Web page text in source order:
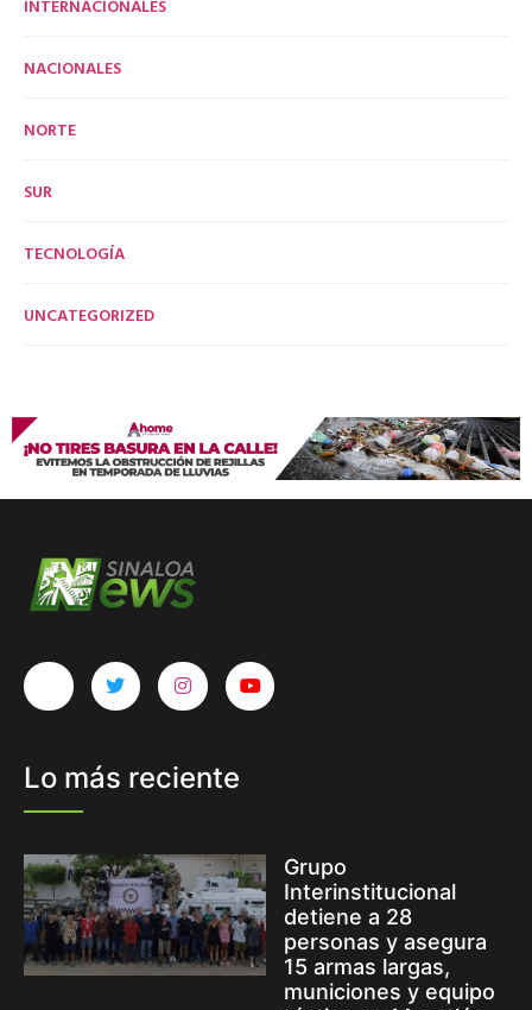
INTERNACIONALES
NACIONALES
NORTE
SUR
TECNOLOGÍA
UNCATEGORIZED
Lo más reciente
Grupo
Interinstitucional
detiene a 28
personas y asegura
15 armas largas,
municiones y equipo